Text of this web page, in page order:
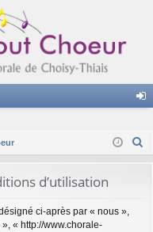
ne
d’utilisation
ci-après par « nous »,
« http://www.chorale-